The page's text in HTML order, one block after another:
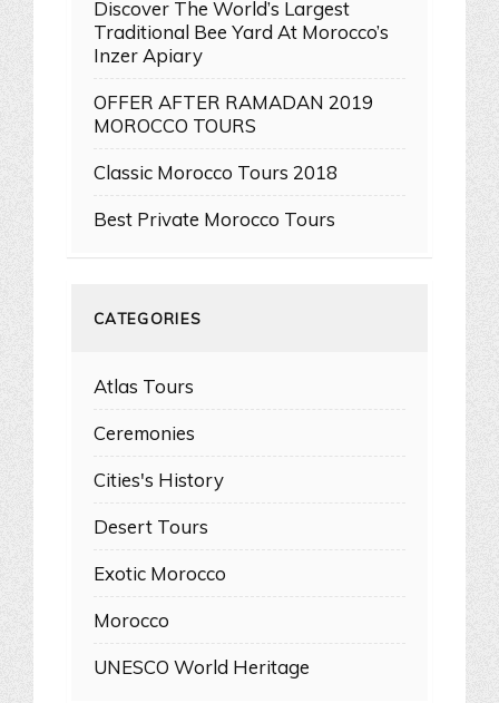
Discover The World’s Largest
Traditional Bee Yard At Morocco’s
Inzer Apiary
OFFER AFTER RAMADAN 2019
MOROCCO TOURS
Classic Morocco Tours 2018
Best Private Morocco Tours
CATEGORIES
Atlas Tours
Ceremonies
Cities's History
Desert Tours
Exotic Morocco
Morocco
UNESCO World Heritage